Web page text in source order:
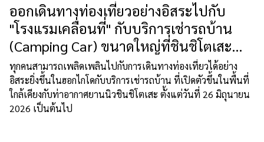
ออกเดินทางท่องเที่ยวอย่างอิสระไปกับ
"โรงแรมเคลื่อนที่" กับบริการเช่ารถบ้าน
(Camping Car) ขนาดใหญ่ที่ชินชิโตเสะ
(Shin-Chitose) ฮอกไกโด!
ทุกคนสามารถเพลิดเพลินไปกับการเดินทางท่องเที่ยวได้อย่าง
อิสระยิ่งขึ้นในฮอกไกโดกับบริการเช่ารถบ้าน ที่เปิดตัวขึ้นในพื้นที่
ใกล้เคียงกับท่าอากาศยานนิวชินชิโตเสะ ตั้งแต่วันที่ 26 มิถุนายน
2026 เป็นต้นไป